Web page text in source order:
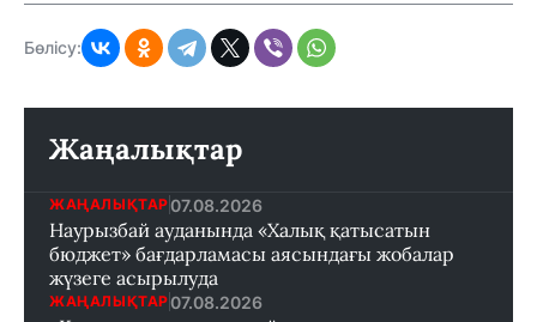
Бөлісу:
Жаңалықтар
ЖАҢАЛЫҚТАР 07.08.2026
Наурызбай ауданында «Халық қатысатын
бюджет» бағдарламасы аясындағы жобалар
жүзеге асырылуда
ЖАҢАЛЫҚТАР 07.08.2026